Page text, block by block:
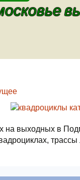
на выходных в